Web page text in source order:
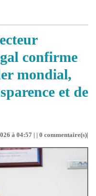
confirme
mondial,
et de
à 04:57 | | 0 commentaire(s)|